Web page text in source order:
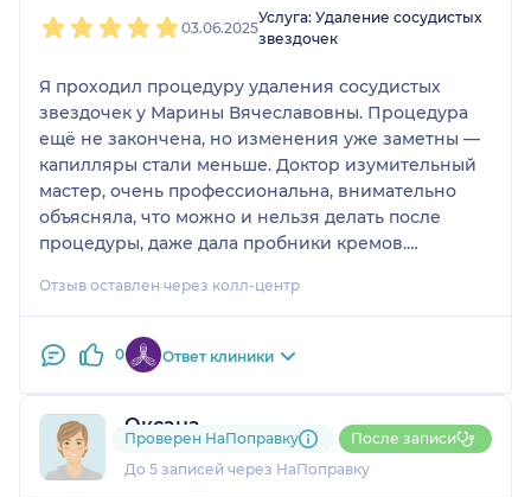
03.06.2025
Услуга: Удаление сосудистых
звездочек
Я проходил процедуру удаления сосудистых
звездочек у Марины Вячеславовны. Процедура
ещё не закончена, но изменения уже заметны —
капилляры стали меньше. Доктор изумительный
мастер, очень профессиональна, внимательно
объясняла, что можно и нельзя делать после
процедуры, даже дала пробники кремов.
стоимость при большом количестве процедур. Я
дешевле, но изменений почти не было. Здесь
результат уже есть, и я доволен.
Отзыв оставлен через колл-центр
0 Ответ клиники
Оксана
1 отзыв
До 5 записей через НаПоправку
Проверен НаПоправку После записи